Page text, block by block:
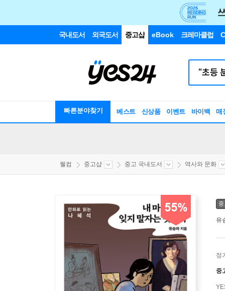
국내도서 외국도서 중고샵 eBook 크레마클럽
빠른분야찾기 베스트 신상품 이벤트 바이백 매
웰컴 중고샵 중고 국내도서 역사와 문화
55%
유
정
중